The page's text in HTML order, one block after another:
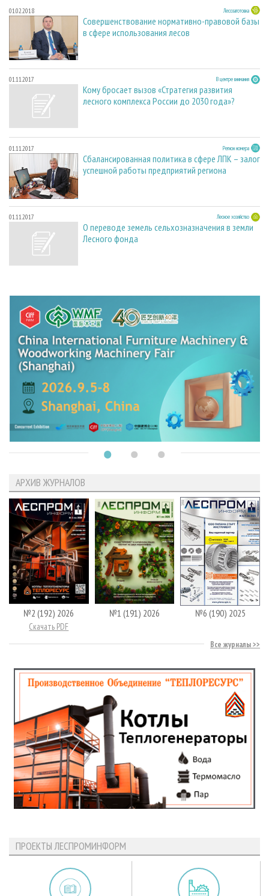
01.02.2018 Лесозаготовка
Совершенствование нормативно-правовой базы
в сфере использования лесов
01.11.2017 В центре внимания
Кому бросает вызов «Стратегия развития
лесного комплекса России до 2030 года»?
01.11.2017 Регион номера
Сбалансированная политика в сфере ЛПК – залог
успешной работы предприятий региона
01.11.2017 Лесное хозяйство
О переводе земель сельхозназначения в земли
Лесного фонда
АРХИВ ЖУРНАЛОВ
№2 (192) 2026
Скачать PDF
№1 (191) 2026 №6 (190) 2025
Все журналы
ПРОЕКТЫ ЛЕСПРОМИНФОРМ